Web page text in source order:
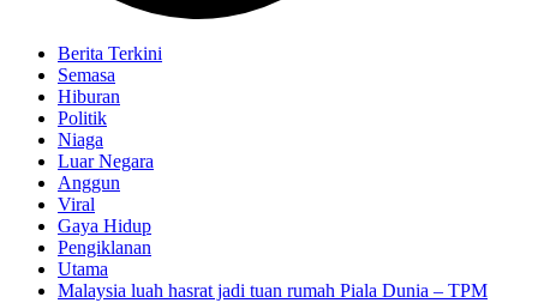
Berita Terkini
Semasa
Hiburan
Politik
Niaga
Luar Negara
Anggun
Viral
Gaya Hidup
Pengiklanan
Utama
Malaysia luah hasrat jadi tuan rumah Piala Dunia – TPM